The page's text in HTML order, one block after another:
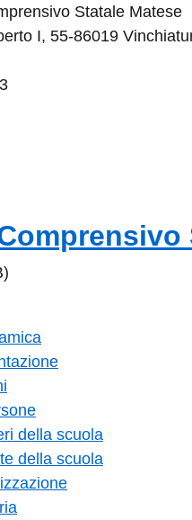
Statale Matese
I, 55-86019
della scuola
della scuola